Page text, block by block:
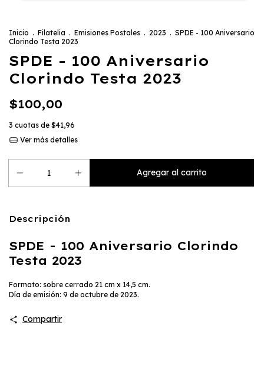
Inicio . Filatelia . Emisiones Postales . 2023 . SPDE - 100 Aniversario
Clorindo Testa 2023
SPDE - 100 Aniversario
Clorindo Testa 2023
$100,00
3 cuotas de $41,96
Ver más detalles
Descripción
SPDE - 100 Aniversario Clorindo
Testa 2023
Formato: sobre cerrado 21 cm x 14,5 cm.
Día de emisión: 9 de octubre de 2023.
Compartir